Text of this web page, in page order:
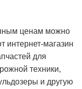
ценам можно
интернет-магазин
для
техники,
и другую